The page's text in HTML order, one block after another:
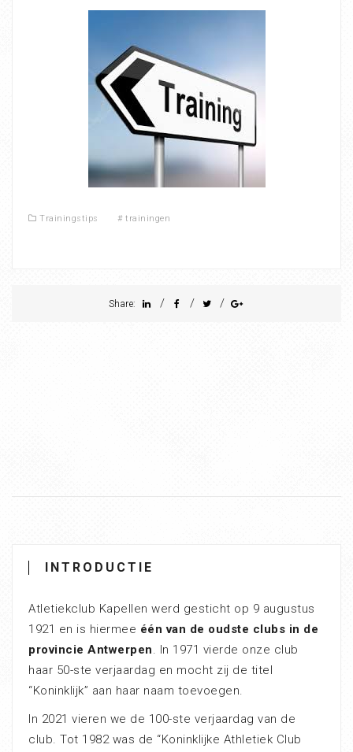
Trainingstips # trainingen
Share: / / /
INTRODUCTIE
Atletiekclub Kapellen werd gesticht op 9 augustus
1921 en is hiermee één van de oudste clubs in de
provincie Antwerpen. In 1971 vierde onze club
haar 50-ste verjaardag en mocht zij de titel
“Koninklijk” aan haar naam toevoegen.
In 2021 vieren we de 100-ste verjaardag van de
club. Tot 1982 was de “Koninklijke Athletiek Club